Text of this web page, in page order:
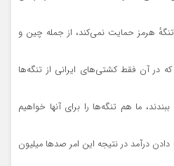
هرمز حمایت نمی‌کند، از جمله چین و
که در آن فقط کشتی‌های ایرانی از تنگه‌ها
ما هم تنگه‌ها را برای آنها خواهیم
درآمد در نتیجه این امر صد‌ها میلیون